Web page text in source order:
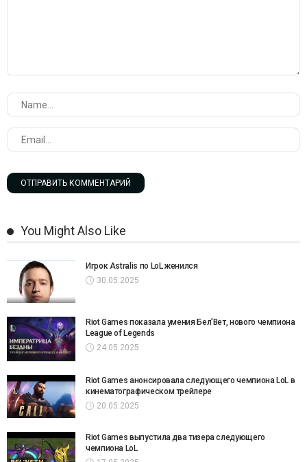
You Might Also Like
Игрок Astralis по LoL женился
30.05.2025
Riot Games показала умения Бел’Вет, нового чемпиона
League of Legends
24.05.2025
Riot Games анонсировала следующего чемпиона LoL в
кинематографическом трейлере
20.05.2025
Riot Games выпустила два тизера следующего
чемпиона LoL